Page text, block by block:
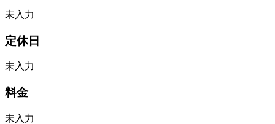
未入力
定休日
未入力
料金
未入力